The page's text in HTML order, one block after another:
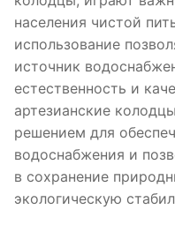
населения чистой
использование
источник
естественность и
артезианские
решением для
водоснабжения и
в сохранение
экологическую